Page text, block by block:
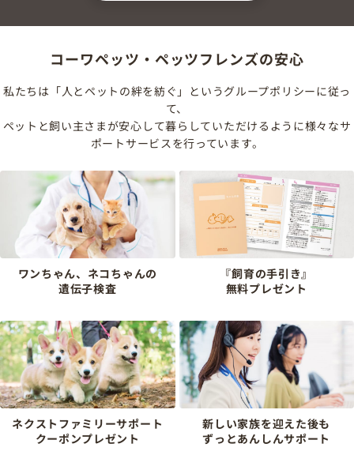
コーワペッツ・ペッツフレンズの安心
私たちは「人とペットの絆を紡ぐ」というグループポリシーに従っ
て、
ペットと飼い主さまが安心して暮らしていただけるように様々なサ
ポートサービスを行っています。
ワンちゃん、ネコちゃんの
遺伝子検査
『飼育の手引き』
無料プレゼント
ネクストファミリーサポート
クーポンプレゼント
新しい家族を迎えた後も
ずっとあんしんサポート